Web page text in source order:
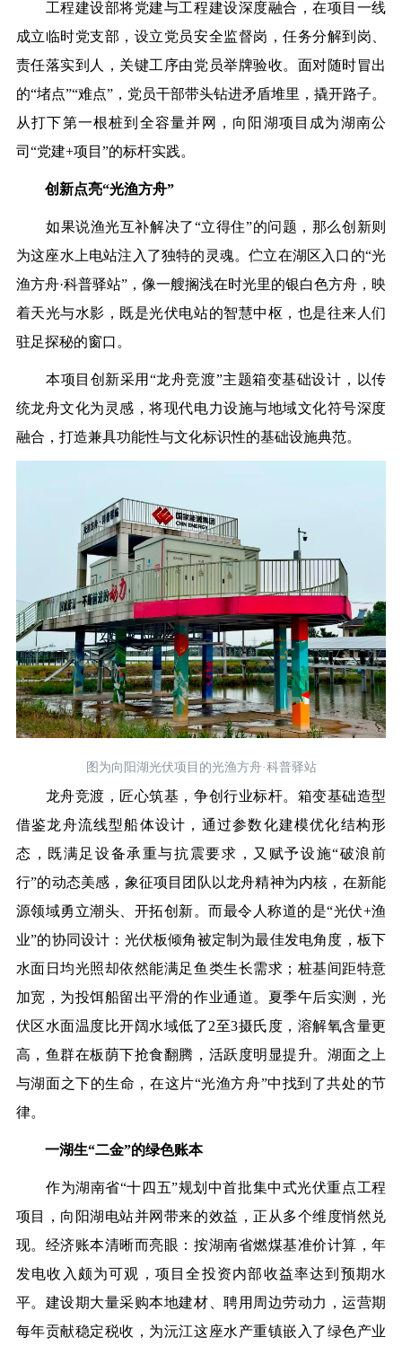
工程建设部将党建与工程建设深度融合，在项目一线
成立临时党支部，设立党员安全监督岗，任务分解到岗、
责任落实到人，关键工序由党员举牌验收。面对随时冒出
的“堵点”“难点”，党员干部带头钻进矛盾堆里，撬开路子。
从打下第一根桩到全容量并网，向阳湖项目成为湖南公
司“党建+项目”的标杆实践。
创新点亮“光渔方舟”
如果说渔光互补解决了“立得住”的问题，那么创新则
为这座水上电站注入了独特的灵魂。伫立在湖区入口的“光
渔方舟·科普驿站”，像一艘搁浅在时光里的银白色方舟，映
着天光与水影，既是光伏电站的智慧中枢，也是往来人们
驻足探秘的窗口。
本项目创新采用‌“龙舟竞渡”主题箱变基础设计‌，以传
统龙舟文化为灵感，将现代电力设施与地域文化符号深度
融合，打造兼具功能性与文化标识性的基础设施典范。
图为向阳湖光伏项目的光渔方舟·科普驿站
龙舟竞渡，匠心筑基，争创行业标杆。箱变基础造型
借鉴龙舟流线型船体设计，通过参数化建模优化结构形
态，既满足设备承重与抗震要求，又赋予设施“破浪前
行”的动态美感，象征项目团队以龙舟精神为内核，在新能
源领域勇立潮头、开拓创新。而最令人称道的是“光伏+渔
业”的协同设计：光伏板倾角被定制为最佳发电角度，板下
水面日均光照却依然能满足鱼类生长需求；桩基间距特意
加宽，为投饵船留出平滑的作业通道。夏季午后实测，光
伏区水面温度比开阔水域低了2至3摄氏度，溶解氧含量更
高，鱼群在板荫下抢食翻腾，活跃度明显提升。湖面之上
与湖面之下的生命，在这片“光渔方舟”中找到了共处的节
律。
一湖生“二金”的绿色账本
作为湖南省“十四五”规划中首批集中式光伏重点工程
项目，向阳湖电站并网带来的效益，正从多个维度悄然兑
现。经济账本清晰而亮眼：按湖南省燃煤基准价计算，年
发电收入颇为可观，项目全投资内部收益率达到预期水
平。建设期大量采购本地建材、聘用周边劳动力，运营期
每年贡献稳定税收，为沅江这座水产重镇嵌入了绿色产业